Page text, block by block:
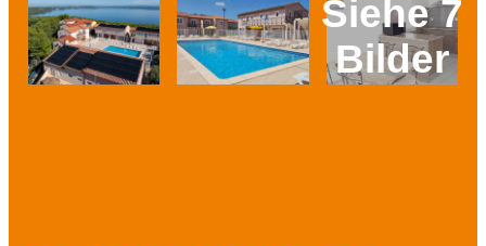
Siehe 7
Bilder